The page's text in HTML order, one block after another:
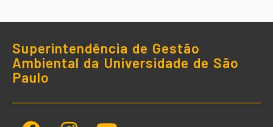
Superintendência de Gestão
Ambiental da Universidade de São
Paulo